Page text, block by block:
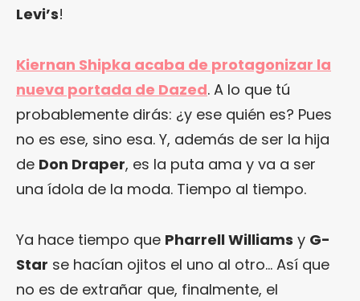
Levi’s!
Kiernan Shipka acaba de protagonizar la
nueva portada de Dazed. A lo que tú
probablemente dirás: ¿y ese quién es? Pues
no es ese, sino esa. Y, además de ser la hija
de Don Draper, es la puta ama y va a ser
una ídola de la moda. Tiempo al tiempo.
Ya hace tiempo que Pharrell Williams y G-
Star se hacían ojitos el uno al otro… Así que
no es de extrañar que, finalmente, el